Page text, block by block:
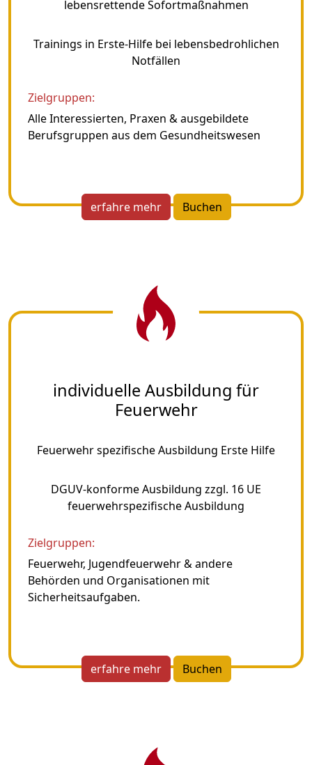
lebensrettende Sofortmaßnahmen
Trainings in Erste-Hilfe bei lebensbedrohlichen
Notfällen
Zielgruppen:
Alle Interessierten, Praxen & ausgebildete
Berufsgruppen aus dem Gesundheitswesen
erfahre mehr Buchen
individuelle Ausbildung für
Feuerwehr
Feuerwehr spezifische Ausbildung Erste Hilfe
DGUV-konforme Ausbildung zzgl. 16 UE
feuerwehrspezifische Ausbildung
Zielgruppen:
Feuerwehr, Jugendfeuerwehr & andere
Behörden und Organisationen mit
Sicherheitsaufgaben.
erfahre mehr Buchen